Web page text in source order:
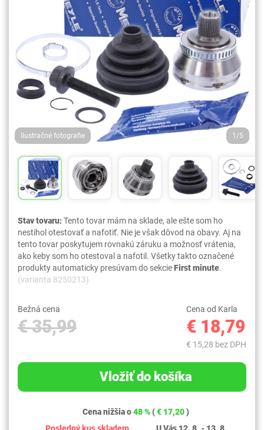
Ilustračné fotografie 1/5
Stav tovaru:Tento tovar mám na sklade, ale ešte som ho
nestihol otestovať a nafotiť. Nie je však dôvod na obavy. Aj na
tento tovar poskytujem rovnakú záruku a možnosť vrátenia,
ako keby som ho otestoval a nafotil. Všetky takto označené
produkty automaticky presúvam do sekcieFirst minute.
(varianta 8250213)
Bežná cena
€ 35,99
Cena od Karla
€ 18,79
€ 15,28 bez DPH
Vložiť do košíka
Cena nižšia o48 % (€ 17,20)